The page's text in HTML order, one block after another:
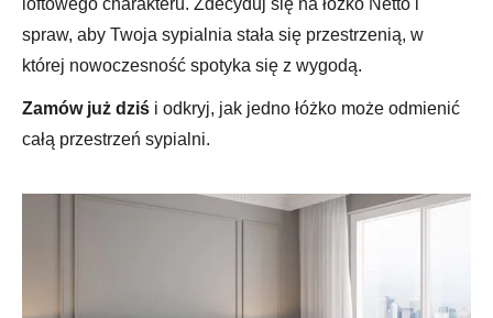
spraw, aby Twoja sypialnia stała się przestrzenią, w
której nowoczesność spotyka się z wygodą.
Zamów już dziś i odkryj, jak jedno łóżko może odmienić
całą przestrzeń sypialni.